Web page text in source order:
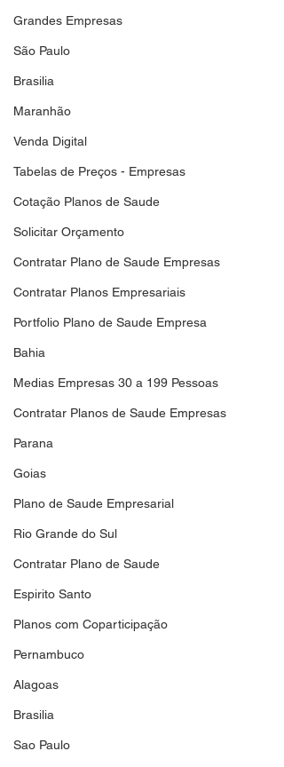
Grandes Empresas
São Paulo
Brasilia
Maranhão
Venda Digital
Tabelas de Preços - Empresas
Cotação Planos de Saude
Solicitar Orçamento
Contratar Plano de Saude Empresas
Contratar Planos Empresariais
Portfolio Plano de Saude Empresa
Bahia
Medias Empresas 30 a 199 Pessoas
Contratar Planos de Saude Empresas
Parana
Goias
Plano de Saude Empresarial
Rio Grande do Sul
Contratar Plano de Saude
Espirito Santo
Planos com Coparticipação
Pernambuco
Alagoas
Brasilia
Sao Paulo